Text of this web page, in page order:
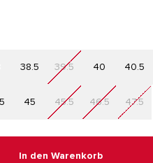
38.5 39.5 40 40.5
45 45.5 46.5 47.5
In den Warenkorb